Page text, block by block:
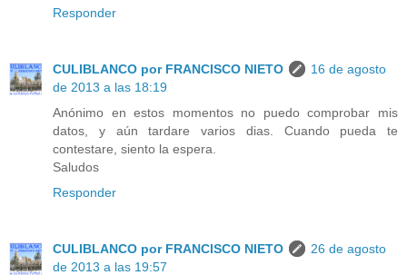
Responder
CULIBLANCO por FRANCISCO NIETO
16 de agosto
de 2013 a las 18:19
Anónimo en estos momentos no puedo comprobar mis
datos, y aún tardare varios dias. Cuando pueda te
contestare, siento la espera.
Saludos
Responder
CULIBLANCO por FRANCISCO NIETO
26 de agosto
de 2013 a las 19:57